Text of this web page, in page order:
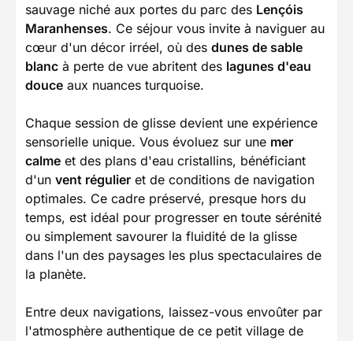
sauvage niché aux portes du parc des Lençóis
Maranhenses. Ce séjour vous invite à naviguer au
cœur d'un décor irréel, où des dunes de sable
blanc à perte de vue abritent des lagunes d'eau
douce aux nuances turquoise.
Chaque session de glisse devient une expérience
sensorielle unique. Vous évoluez sur une mer
calme et des plans d'eau cristallins, bénéficiant
d'un vent régulier et de conditions de navigation
optimales. Ce cadre préservé, presque hors du
temps, est idéal pour progresser en toute sérénité
ou simplement savourer la fluidité de la glisse
dans l'un des paysages les plus spectaculaires de
la planète.
Entre deux navigations, laissez-vous envoûter par
l'atmosphère authentique de ce petit village de